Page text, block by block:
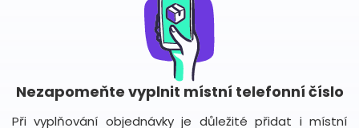
Nezapomeňte vyplnit místní telefonní číslo
Při vyplňování objednávky je důležité přidat i místní